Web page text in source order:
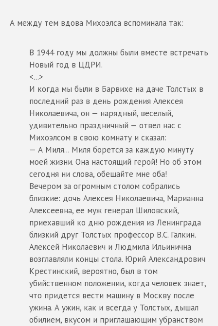
А между тем вдова Михоэлса вспоминала так:
В 1944 году мы должны были вместе встречать
Новый год в ЦДРИ.
<...>
И когда мы были в Барвихе на даче Толстых в
последний раз в день рождения Алексея
Николаевича, он — нарядный, веселый,
удивительно праздничный — отвел нас с
Михоэлсом в свою комнату и сказал:
— А Миля... Миля борется за каждую минуту
моей жизни. Она настоящий герой! Но об этом
сегодня ни слова, обещайте мне оба!
Вечером за огромным столом собрались
близкие: дочь Алексея Николаевича, Марианна
Алексеевна, ее муж генерал Шиловский,
приехавший ко дню рождения из Ленинграда
близкий друг Толстых профессор В.С. Галкин.
Алексей Николаевич и Людмила Ильинична
возглавляли концы стола. Юрий Александрович
Крестинский, вероятно, был в том
убийственном положении, когда человек знает,
что придется вести машину в Москву после
ужина. А ужин, как и всегда у Толстых, дышал
обилием, вкусом и приглашающим убранством